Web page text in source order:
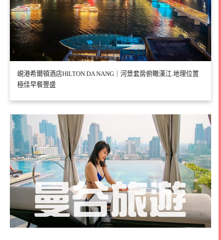
峴港希爾頓酒店HILTON DA NANG｜河景套房俯瞰漢江.地理位置
極佳早餐豐盛